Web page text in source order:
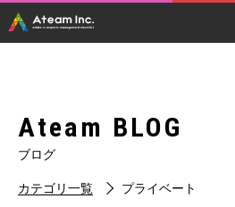
Ateam BLOG
ブログ
カテゴリ一覧 プライベート